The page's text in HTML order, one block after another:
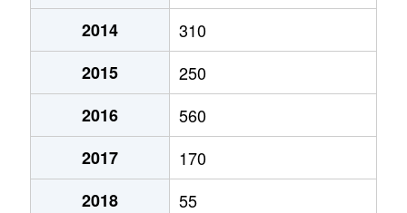
2014
310
2015
250
2016
560
2017
170
2018
55